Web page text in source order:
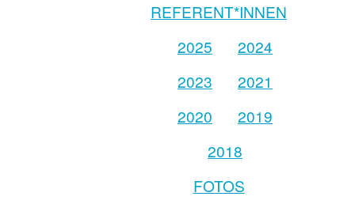
REFERENT*INNEN
2025
2024
2023
2021
2020
2019
2018
FOTOS